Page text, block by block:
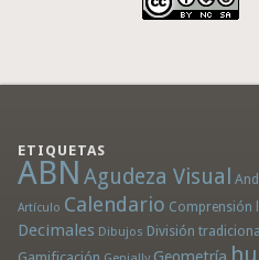
ETIQUETAS
ABN Agudeza Visual
Artículo Calendario Comprensión
Decimales Dibujos División tradicional